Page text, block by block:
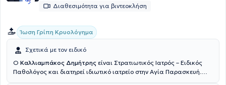
Διαθεσιμότητα για βιντεοκλήση
Ίωση Γρίπη Κρυολόγημα
Σχετικά με τον ειδικό
Ο Καλλιαμπάκος Δημήτρης είναι Στρατιωτικός Ιατρός – Ειδικός
Παθολόγος και διατηρεί ιδιωτικό ιατρείο στην Αγία Παρασκευή.